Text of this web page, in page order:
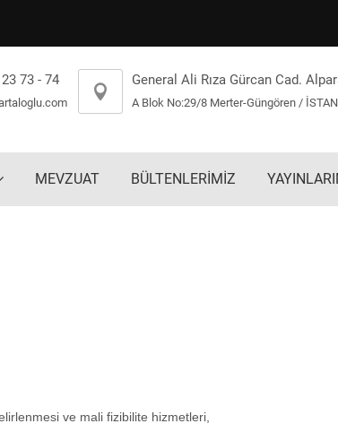
73 - 74 General Ali Rıza Gürcan Cad.
A Blok No:29/8 Merter-Güngören /
MEVZUAT BÜLTENLERİMİZ
ve mali fizibilite hizmetleri,